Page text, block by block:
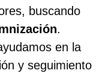
buscando
.
en la
y seguimiento